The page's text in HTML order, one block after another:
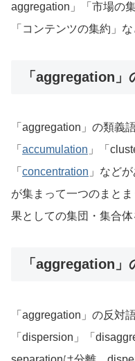
aggregation」「市場の
「コンテンツの集約」
「aggregation」
「aggregation」の類義
「 accumulation 」「
「 concentration 」など
が集まって一つのまと
果としての集団・集合体
「aggregation」
「aggregation」の反対
「dispersion」「